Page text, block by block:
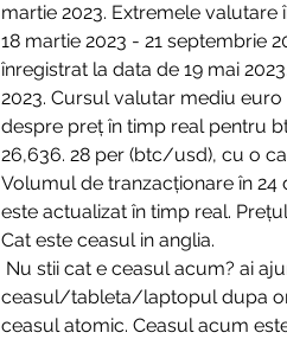
martie 2023. Extremele
18 martie 2023 - 21 septembrie
înregistrat la data de 19 mai
2023. Cursul valutar mediu
despre preț în timp real pentru
26,636. 28 per (btc/usd), cu o
Volumul de tranzacționare în 24
este actualizat în timp real.
Cat este ceasul in anglia.
ceasul/tableta/laptopul dupa
ceasul atomic. Ceasul acum